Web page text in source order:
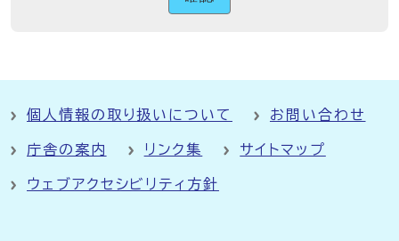
個人情報の取り扱いについて お問い合わせ
庁舎の案内 リンク集 サイトマップ
ウェブアクセシビリティ方針